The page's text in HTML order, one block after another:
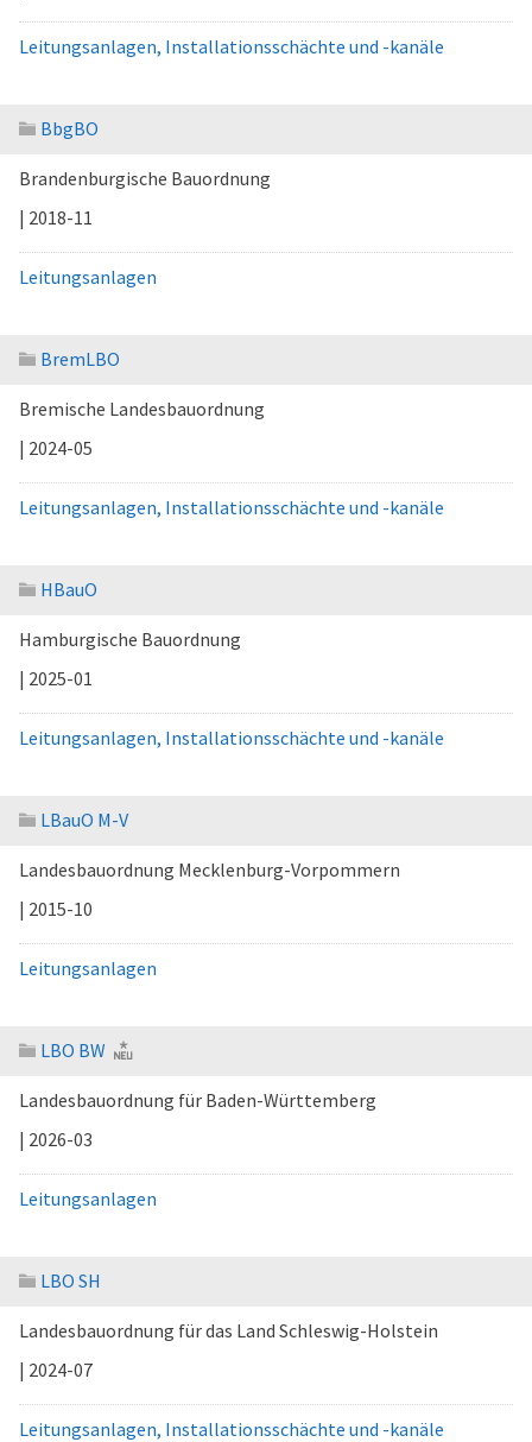
Leitungsanlagen, Installationsschächte und -kanäle
BbgBO
Brandenburgische Bauordnung
| 2018-11
Leitungsanlagen
BremLBO
Bremische Landesbauordnung
| 2024-05
Leitungsanlagen, Installationsschächte und -kanäle
HBauO
Hamburgische Bauordnung
| 2025-01
Leitungsanlagen, Installationsschächte und -kanäle
LBauO M-V
Landesbauordnung Mecklenburg-Vorpommern
| 2015-10
Leitungsanlagen
LBO BW
Landesbauordnung für Baden-Württemberg
| 2026-03
Leitungsanlagen
LBO SH
Landesbauordnung für das Land Schleswig-Holstein
| 2024-07
Leitungsanlagen, Installationsschächte und -kanäle